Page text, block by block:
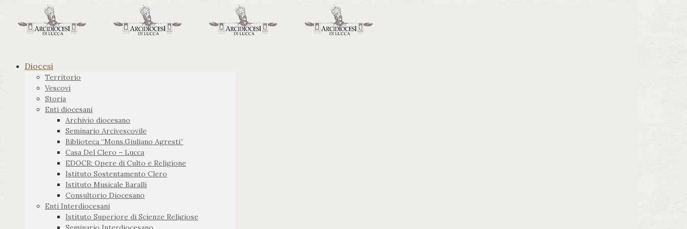
Diocesi
Territorio
Vescovi
Storia
Enti diocesani
Archivio diocesano
Seminario Arcivescovile
Biblioteca “Mons.Giuliano Agresti”
Casa Del Clero – Lucca
EDOCR: Opere di Culto e Religione
Istituto Sostentamento Clero
Istituto Musicale Baralli
Consultorio Diocesano
Enti Interdiocesani
Istituto Superiore di Scienze Religiose